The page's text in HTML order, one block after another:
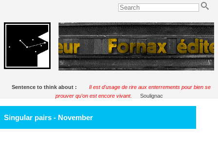
Sentence to think about :
Il est d'usage de rire aux enterrements pour bien se
prouver qu'on est encore vivant.
Soulignac
Singular pairs - November